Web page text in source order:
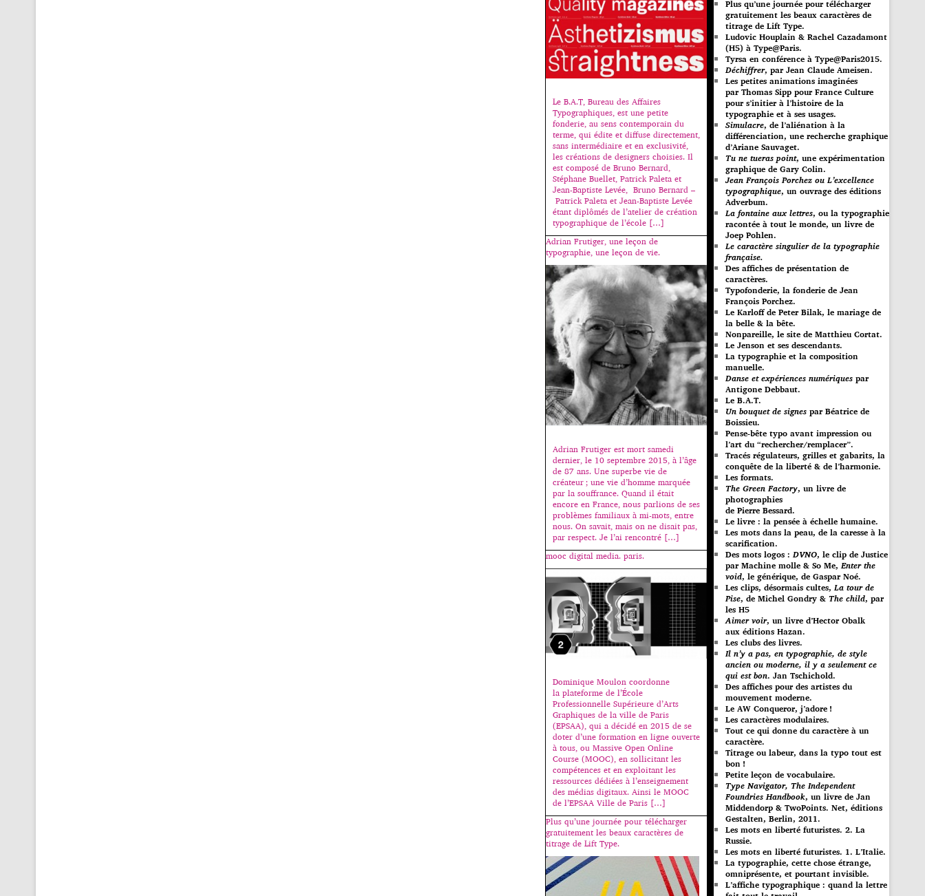
Le B.A.T, Bureau des Affaires
Typographiques, est une petite
fonderie, au sens contemporain du
terme, qui édite et diffuse directement,
sans intermédiaire et en exclusivité,
les créations de designers choisies. Il
est composé de Bruno Bernard,
Stéphane Buellet, Patrick Paleta et
Jean-Baptiste Levée, Bruno Bernard –
Patrick Paleta et Jean-Baptiste Levée
étant diplômés de l’atelier de création
typographique de l’école […]
Adrian Frutiger, une leçon de
typographie, une leçon de vie.
Adrian Frutiger est mort samedi
dernier, le 10 septembre 2015, à l’âge
de 87 ans. Une superbe vie de
créateur ; une vie d’homme marquée
par la souffrance. Quand il était
encore en France, nous parlions de ses
problèmes familiaux à mi-mots, entre
nous. On savait, mais on ne disait pas,
par respect. Je l’ai rencontré […]
mooc digital media. paris.
Dominique Moulon coordonne
la plateforme de l’École
Professionnelle Supérieure d’Arts
Graphiques de la ville de Paris
(EPSAA), qui a décidé en 2015 de se
doter d’une formation en ligne ouverte
à tous, ou Massive Open Online
Course (MOOC), en sollicitant les
compétences et en exploitant les
ressources dédiées à l’enseignement
des médias digitaux. Ainsi le MOOC
de l’EPSAA Ville de Paris […]
Plus qu’une journée pour télécharger
gratuitement les beaux caractères de
titrage de Lift Type.
Plus qu’une journée pour télécharger
gratuitement les beaux caractères de
titrage de Lift Type.
Ludovic Houplain & Rachel Cazadamont
(H5) à Type@Paris.
Tyrsa en conférence à Type@Paris2015.
Déchiffrer, par Jean Claude Ameisen.
Les petites animations imaginées
par Thomas Sipp pour France Culture
pour s’initier à l’histoire de la
typographie et à ses usages.
Simulacre, de l’aliénation à la
différenciation, une recherche graphique
d’Ariane Sauvaget.
Tu ne tueras point, une expérimentation
graphique de Gary Colin.
Jean François Porchez ou L’excellence
typographique, un ouvrage des éditions
Adverbum.
La fontaine aux lettres, ou la typographie
racontée à tout le monde, un livre de
Joep Pohlen.
Le caractère singulier de la typographie
française.
Des affiches de présentation de
caractères.
Typofonderie, la fonderie de Jean
François Porchez.
Le Karloff de Peter Bilak, le mariage de
la belle & la bête.
Nonpareille, le site de Matthieu Cortat.
Le Jenson et ses descendants.
La typographie et la composition
manuelle.
Danse et expériences numériques par
Antigone Debbaut.
Le B.A.T.
Un bouquet de signes par Béatrice de
Boissieu.
Pense-bête typo avant impression ou
l’art du “rechercher/remplacer”.
Tracés régulateurs, grilles et gabarits, la
conquête de la liberté & de l’harmonie.
Les formats.
The Green Factory, un livre de
photographies
de Pierre Bessard.
Le livre : la pensée à échelle humaine.
Les mots dans la peau, de la caresse à la
scarification.
Des mots logos :DVNO, le clip de Justice
par Machine molle & So Me,Enter the
void, le générique, de Gaspar Noé.
Les clips, désormais cultes,La tour de
Pise, de Michel Gondry & The child, par
les H5
Aimer voir, un livre d’Hector Obalk
aux éditions Hazan.
Les clubs des livres.
Il n’y a pas, en typographie, de style
ancien ou moderne, il y a seulement ce
qui est bon. Jan Tschichold.
Des affiches pour des artistes du
mouvement moderne.
Le AW Conqueror, j’adore !
Les caractères modulaires.
Tout ce qui donne du caractère à un
caractère.
Titrage ou labeur, dans la typo tout est
bon !
Petite leçon de vocabulaire.
Type Navigator, The Independent
Foundries Handbook, un livre de Jan
Middendorp & TwoPoints. Net, éditions
Gestalten, Berlin, 2011.
Les mots en liberté futuristes. 2. La
Russie.
Les mots en liberté futuristes. 1. L’Italie.
La typographie, cette chose étrange,
omniprésente, et pourtant invisible.
L’affiche typographique : quand la lettre